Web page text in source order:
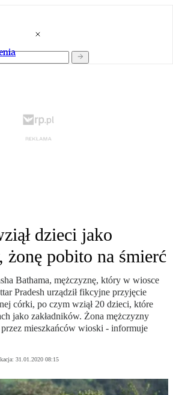
dzieci jako
żonę pobito na śmierć
Bathama, mężczyznę, który w wiosce
Pradesh urządził fikcyjne przyjęcie
córki, po czym wziął 20 dzieci, które
jako zakładników. Żona mężczyzny
przez mieszkańców wioski - informuje
31.01.2020 08:15